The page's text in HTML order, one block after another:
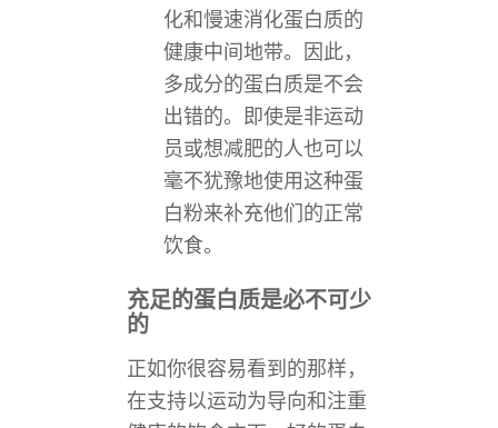
化和慢速消化蛋白质的
健康中间地带。因此，
多成分的蛋白质是不会
出错的。即使是非运动
员或想减肥的人也可以
毫不犹豫地使用这种蛋
白粉来补充他们的正常
饮食。
充足的蛋白质是必不可少
的
正如你很容易看到的那样，
在支持以运动为导向和注重